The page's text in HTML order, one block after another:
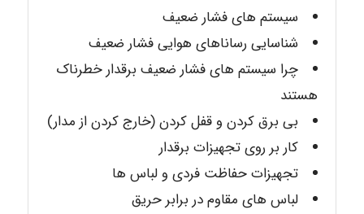
سیستم های فشار ضعیف
شناسایی رسانا­های هوایی فشار ضعیف
چرا سیستم­ های فشار ضعیف برقدار خطرناک
هستند
بی برق کردن و قفل کردن (خارج کردن از مدار)
کار بر روی تجهیزات برقدار
تجهیزات حفاظت فردی و لباس ها
لباس های مقاوم در برابر حریق